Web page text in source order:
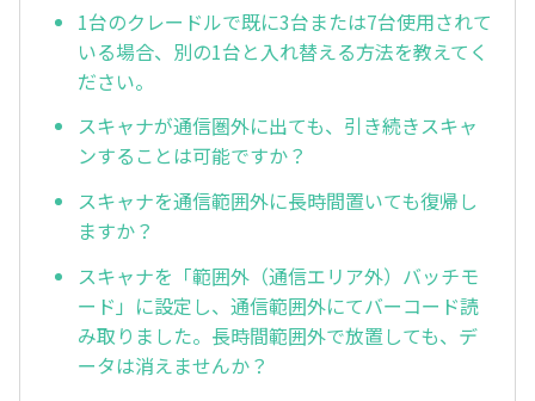
1台のクレードルで既に3台または7台使用されて
いる場合、別の1台と入れ替える方法を教えてく
ださい。
スキャナが通信圏外に出ても、引き続きスキャ
ンすることは可能ですか？
スキャナを通信範囲外に長時間置いても復帰し
ますか？
スキャナを「範囲外（通信エリア外）バッチモ
ード」に設定し、通信範囲外にてバーコード読
み取りました。長時間範囲外で放置しても、デ
ータは消えませんか？